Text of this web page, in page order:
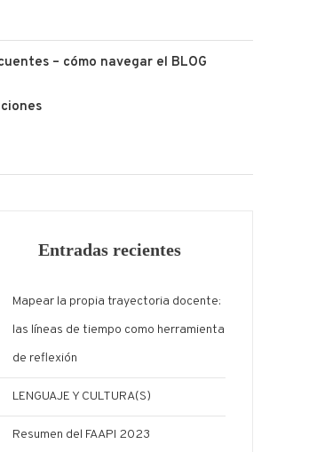
– cómo navegar el BLOG
Entradas recientes
Mapear la propia trayectoria docente:
las líneas de tiempo como herramienta
de reflexión
LENGUAJE Y CULTURA(S)
Resumen del FAAPI 2023